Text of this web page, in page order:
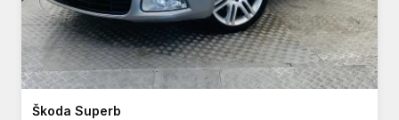
Škoda Superb